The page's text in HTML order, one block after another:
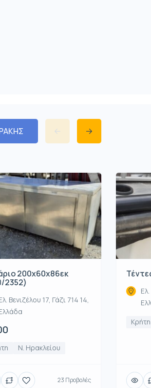
200x60x86εκ
2352)
Βενιζέλου 17, Γάζι 714 14,
Ν. Ηρακλείου
23 Προβολές
Κρήτη